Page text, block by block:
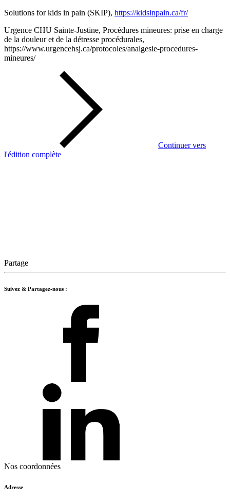
Solutions for kids in pain (SKIP), https://kidsinpain.ca/fr/
Urgence CHU Sainte-Justine, Procédures mineures: prise en charge
de la douleur et de la détresse procédurales,
https://www.urgencehsj.ca/protocoles/analgesie-procedures-
mineures/
Continuer vers
l'édition complète
Partage
Suivez & Partagez-nous :
Nos coordonnées
Adresse